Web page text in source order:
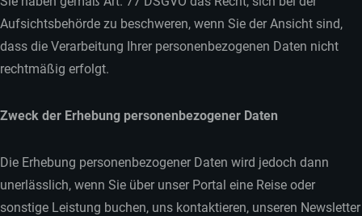
Aufsichtsbehörde zu beschweren, wenn Sie der Ansicht sind,
dass die Verarbeitung Ihrer personenbezogenen Daten nicht
rechtmäßig erfolgt.
Zweck der Erhebung personenbezogener Daten
Die Erhebung personenbezogener Daten wird jedoch dann
unerlässlich, wenn Sie über unser Portal eine Reise oder
sonstige Leistung buchen, uns kontaktieren, unseren Newsletter